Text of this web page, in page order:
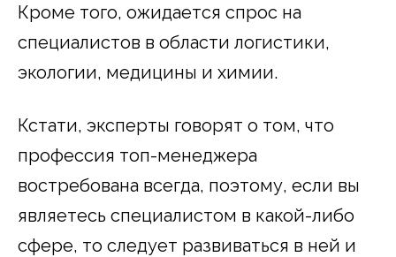
Кроме того, ожидается спрос на
специалистов в области логистики,
экологии, медицины и химии.
Кстати, эксперты говорят о том, что
профессия топ-менеджера
востребована всегда, поэтому, если вы
являетесь специалистом в какой-либо
сфере, то следует развиваться в ней и